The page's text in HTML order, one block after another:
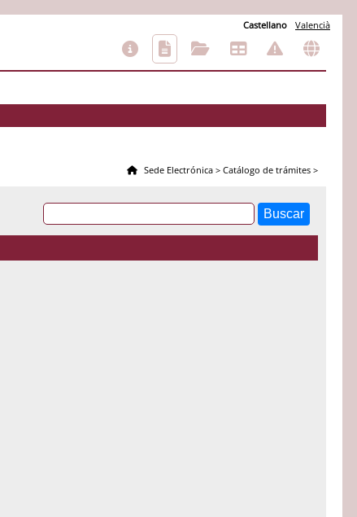
Castellano Valencià
Sede Electrónica > Catálogo de trámites >